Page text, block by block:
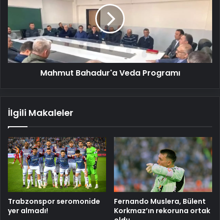
Programı
Mahmut Bahadur'a Veda Programı
İlgili Makaleler
Trabzonspor seromonide
yer almadı!
Fernando Muslera, Bülent
Korkmaz’ın rekoruna ortak